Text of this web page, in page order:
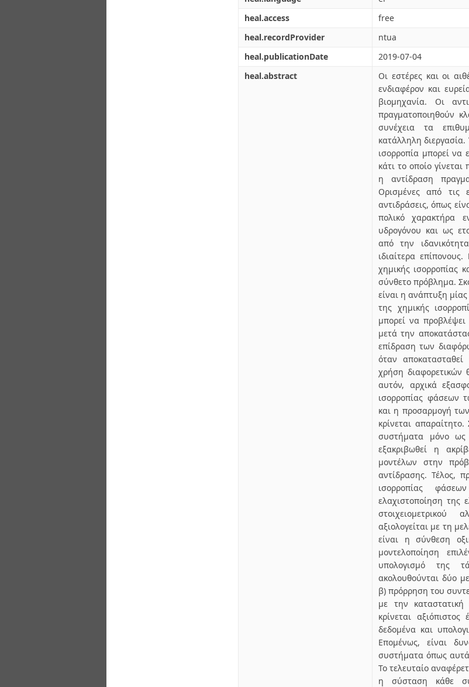
heal.access
free
heal.recordProvider
ntua
heal.publicationDate
2019-07-04
heal.abstract
Οι εστέρες και οι
ενδιαφέρον και
βιομηχανία. Οι
πραγματοποιηθούν
συνέχεια τα
κατάλληλη
ισορροπία μπορεί να
κάτι το οποίο
η αντίδραση
Ορισμένες από τις
αντιδράσεις, όπως
πολικό χαρακτήρα
υδρογόνου και ως
από την
ιδιαίτερα
χημικής ισορροπίας
σύνθετο πρόβλημα.
είναι η ανάπτυξη
της χημικής
μπορεί να προβλέψει
μετά την
επίδραση των
όταν
χρήση διαφορετικών
αυτόν, αρχικά
ισορροπίας φάσεων
και η προσαρμογή
κρίνεται
συστήματα μόνο
εξακριβωθεί η
μοντέλων στην
αντίδρασης. Τέλος,
ισορροπίας
ελαχιστοποίηση της
στοιχειομετρικού
αξιολογείται με τη
είναι η σύνθεση
μοντελοποίηση
υπολογισμό της
ακολουθούνται δύο
β) πρόρρηση του
με την
κρίνεται
δεδομένα και
Επομένως, είναι
συστήματα όπως
Το τελευταίο
η σύσταση κάθε